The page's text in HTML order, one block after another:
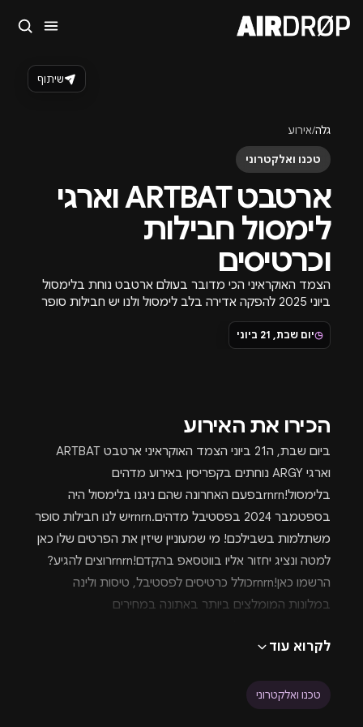
גלה/אירוע
טכנו ואלקטרוני
ארטבט ARTBAT וארגי
לימסול חבילות
וכרטיסים
הצמד האוקראיני הכי מדובר בעולם ארטבט נוחת בלימסול
ביוני 2025 להפקה אדירה בלב לימסול ולנו יש חבילות סופר
משתלמות עבורכם!
◷יום שבת, 21 ביוני
שיתוף
הכירו את האירוע
ביום שבת, ה21 ביוני הצמד האוקראיני ארטבט ARTBAT
וארגי ARGY נוחתים בקפריסין באירוע מדהים
בלימסול!rnrnבפעם האחרונה שהם ניגנו בלימסול היה
בספטמבר 2024 בפסטיבל מדהים.rnrnיש לנו חבילות סופר
משתלמות בשבילכם! מי שמעוניין שיזין את הפרטים שלו כאן
למטה ונציג יחזור אליו בווטסאפ בהקדם!rnrnרוצים להגיע?
הרשמו כאן!rnrnכולל כרטיסים לפסטיבל, טיסות ולינה
במלונות המומלצים ביותר באתונה במחירים
הבולטים בז'אנר המוזיקה האלקטרונית, במיוחד בתחום
קצב עוצמתי, סאונד מעמיק ועיבודים מתוחכמים, מה שהופך
לקרוא עוד
טכנו ואלקטרוני
סגור
טיפ: אפשר להקליד שם אומן, עיר, תאריך או שם חג.